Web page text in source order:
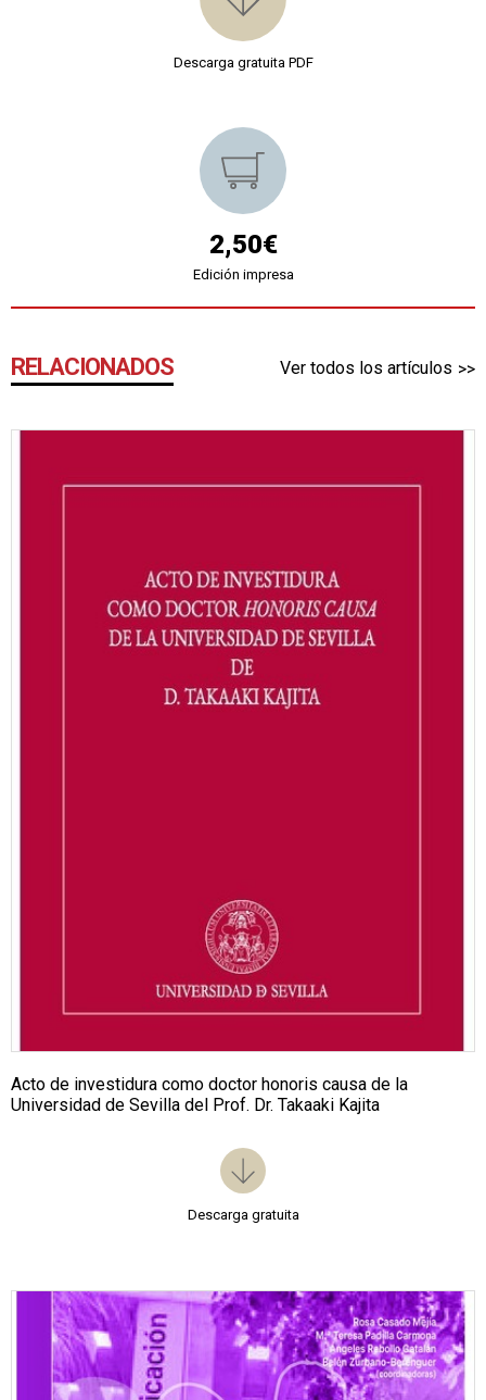
Descarga gratuita PDF
2,50€
Edición impresa
RELACIONADOS Ver todos los artículos
Acto de investidura como doctor honoris causa de la
Universidad de Sevilla del Prof. Dr. Takaaki Kajita
Descarga gratuita